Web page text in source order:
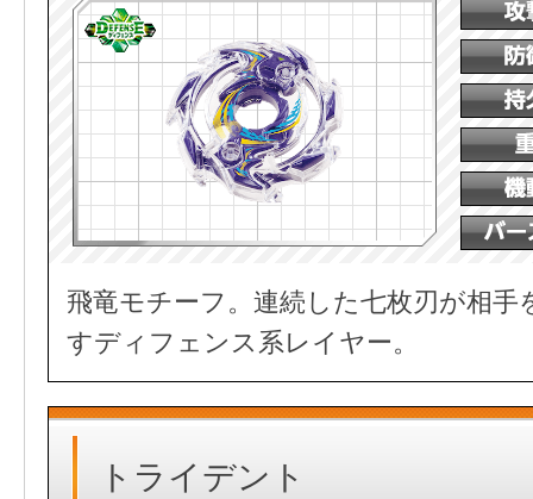
飛竜モチーフ。連続した七枚刃が相手
すディフェンス系レイヤー。
トライデント